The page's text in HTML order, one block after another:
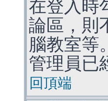
在登入時
論區，則
腦教室等
管理員已
回頂端